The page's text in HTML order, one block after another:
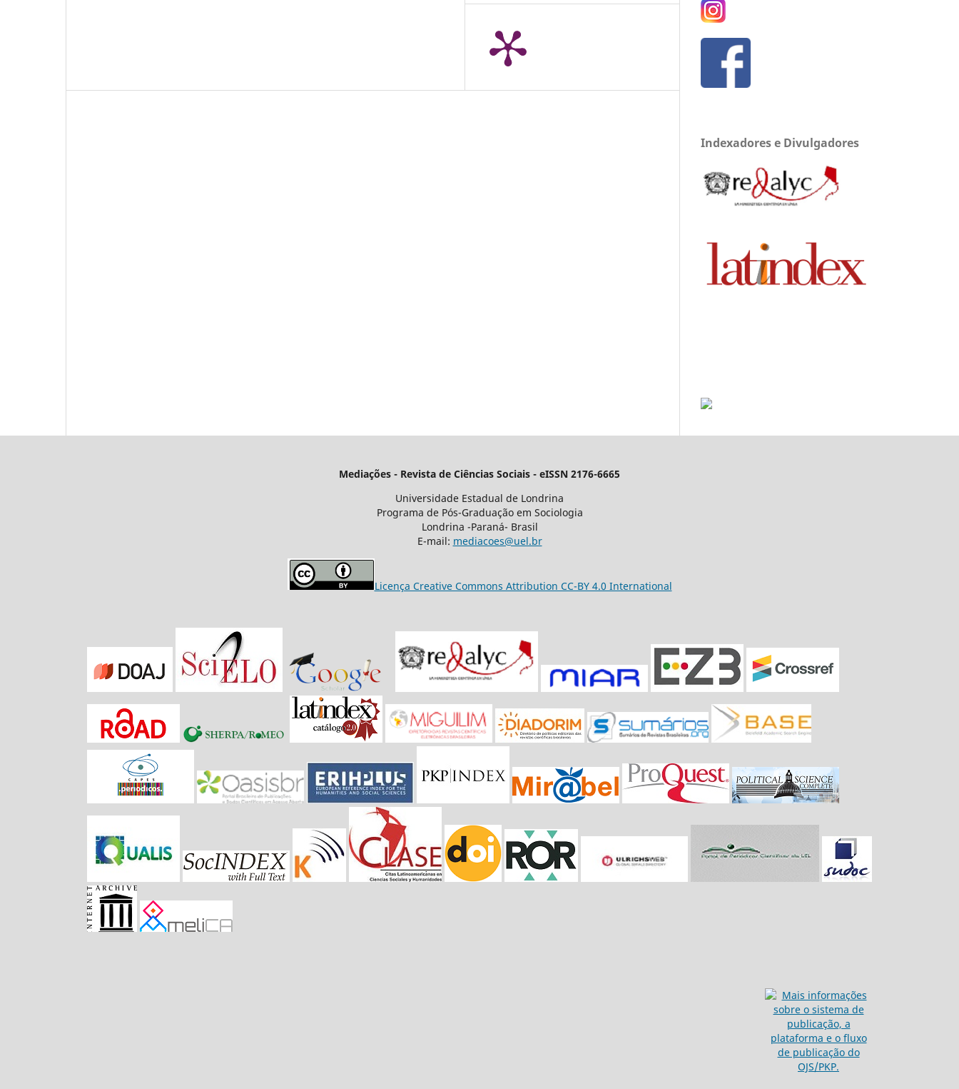
Indexadores e Divulgadores
Mediações - Revista de Ciências Sociais - eISSN 2176-6665
Universidade Estadual de Londrina
Programa de Pós-Graduação em Sociologia
Londrina -Paraná- Brasil
E-mail: mediacoes@uel.br
Licença Creative Commons Attribution CC-BY 4.0 International